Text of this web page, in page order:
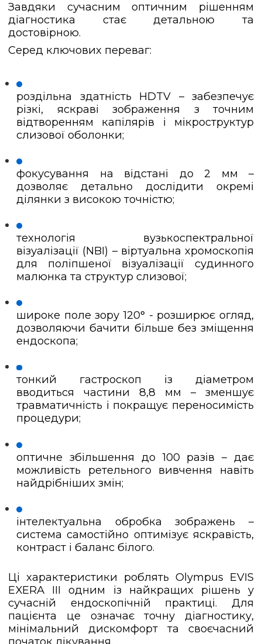
Завдяки сучасним оптичним рішенням
діагностика стає детальною та
достовірною.
Серед ключових переваг:
роздільна здатність HDTV – забезпечує
різкі, яскраві зображення з точним
відтворенням капілярів і мікроструктур
слизової оболонки;
фокусування на відстані до 2 мм –
дозволяє детально дослідити окремі
ділянки з високою точністю;
технологія вузькоспектральної
візуалізації (NBI) – віртуальна хромоскопія
для поліпшеної візуалізації судинного
малюнка та структур слизової;
широке поле зору 120° - розширює огляд,
дозволяючи бачити більше без зміщення
ендоскопа;
тонкий гастроскоп із діаметром
вводиться частини 8,8 мм – зменшує
травматичність і покращує переносимість
процедури;
оптичне збільшення до 100 разів – дає
можливість ретельного вивчення навіть
найдрібніших змін;
інтелектуальна обробка зображень –
система самостійно оптимізує яскравість,
контраст і баланс білого.
Ці характеристики роблять Olympus EVIS
EXERA III одним із найкращих рішень у
сучасній ендоскопічній практиці. Для
пацієнта це означає точну діагностику,
мінімальний дискомфорт та своєчасний